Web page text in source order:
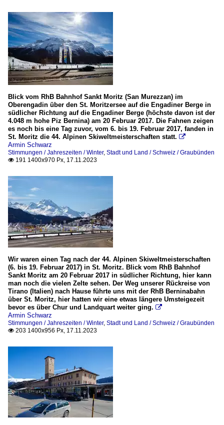
Blick vom RhB Bahnhof Sankt Moritz (San Murezzan) im
Oberengadin über den St. Moritzersee auf die Engadiner Berge in
südlicher Richtung auf die Engadiner Berge (höchste davon ist der
4.048 m hohe Piz Bernina) am 20 Februar 2017. Die Fahnen zeigen
es noch bis eine Tag zuvor, vom 6. bis 19. Februar 2017, fanden in
St. Moritz die 44. Alpinen Skiweltmeisterschaften statt. 
Armin Schwarz
Stimmungen / Jahreszeiten / Winter, Stadt und Land / Schweiz / Graubünden
 191 1400x970 Px, 17.11.2023
Wir waren einen Tag nach der 44. Alpinen Skiweltmeisterschaften
(6. bis 19. Februar 2017) in St. Moritz. Blick vom RhB Bahnhof
Sankt Moritz am 20 Februar 2017 in südlicher Richtung, hier kann
man noch die vielen Zelte sehen. Der Weg unserer Rückreise von
Tirano (Italien) nach Hause führte uns mit der RhB Berninabahn
über St. Moritz, hier hatten wir eine etwas längere Umsteigezeit
bevor es über Chur und Landquart weiter ging. 
Armin Schwarz
Stimmungen / Jahreszeiten / Winter, Stadt und Land / Schweiz / Graubünden
 203 1400x956 Px, 17.11.2023